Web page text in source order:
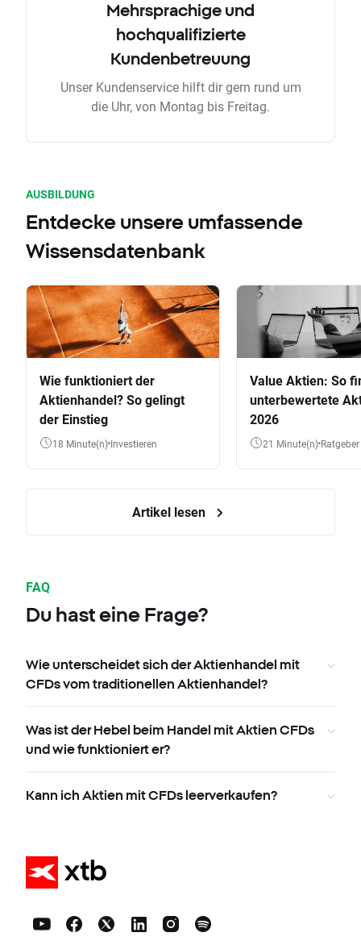
Mehrsprachige und
hochqualifizierte
Kundenbetreuung
Unser Kundenservice hilft dir gern rund um
die Uhr, von Montag bis Freitag.
AUSBILDUNG
Entdecke unsere umfassende
Wissensdatenbank
Wie funktioniert der
Aktienhandel? So gelingt
der Einstieg
18 Minute(n) Investieren
Value Aktien: So
unterbewertete
2026
21 Minute(n) Ratgeber
Artikel lesen
FAQ
Du hast eine Frage?
Wie unterscheidet sich der Aktienhandel mit
CFDs vom traditionellen Aktienhandel?
Was ist der Hebel beim Handel mit Aktien CFDs
und wie funktioniert er?
Kann ich Aktien mit CFDs leerverkaufen?